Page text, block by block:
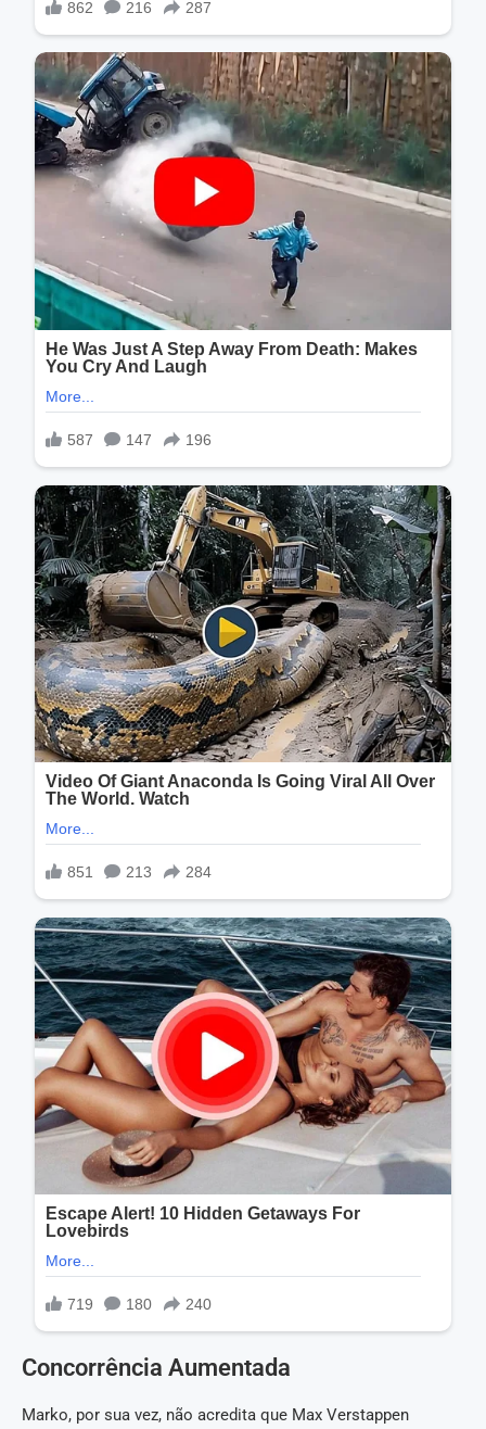
Concorrência Aumentada
Marko, por sua vez, não acredita que Max Verstappen